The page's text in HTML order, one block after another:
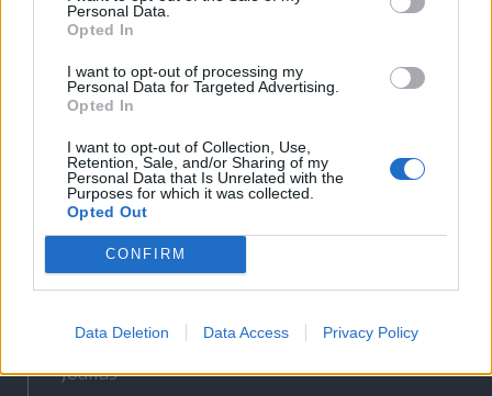
Personal Data.
Opted In
I want to opt-out of processing my
Personal Data for Targeted Advertising.
Opted In
I want to opt-out of Collection, Use,
Retention, Sale, and/or Sharing of my
Personal Data that Is Unrelated with the
Purposes for which it was collected.
Opted Out
CONFIRM
Data Deletion Data Access Privacy Policy
Sütibeállítások
Médiatér
Liget
Krónika
Bihari Napló
Erdélyi Napló
Főtér
Rádió GaGa
Jóállás